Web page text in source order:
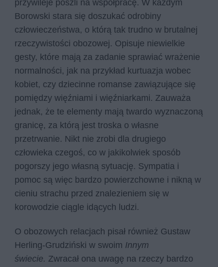
przywileje poszli na współpracę. W każdym
Borowski stara się doszukać odrobiny
człowieczeństwa, o którą tak trudno w brutalnej
rzeczywistości obozowej. Opisuje niewielkie
gesty, które mają za zadanie sprawiać wrażenie
normalności, jak na przykład kurtuazja wobec
kobiet, czy dziecinne romanse zawiązujące się
pomiędzy więźniami i więźniarkami. Zauważa
jednak, że te elementy mają twardo wyznaczoną
granicę, za którą jest troska o własne
przetrwanie. Nikt nie zrobi dla drugiego
człowieka czegoś, co w jakikolwiek sposób
pogorszy jego własną sytuację. Sympatia i
pomoc są więc bardzo powierzchowne i nikną w
cieniu strachu przed znalezieniem się w
korowodzie ciągle idących ludzi.
O obozowych relacjach pisał również Gustaw
Herling-Grudziński w swoim Innym
świecie. Zwracał ona uwagę na rzeczy bardzo